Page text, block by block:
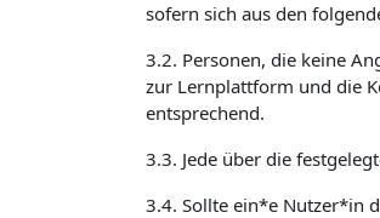
sofern sich aus den
3.2. Personen, die keine
zur Lernplattform und die
entsprechend.
3.3. Jede über die
3.4. Sollte ein*e Nutzer*in